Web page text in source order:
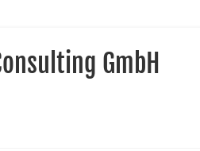
GmbH